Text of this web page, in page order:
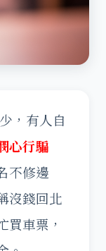
，有人自
心行騙
不修邊
沒錢回北
買車票，